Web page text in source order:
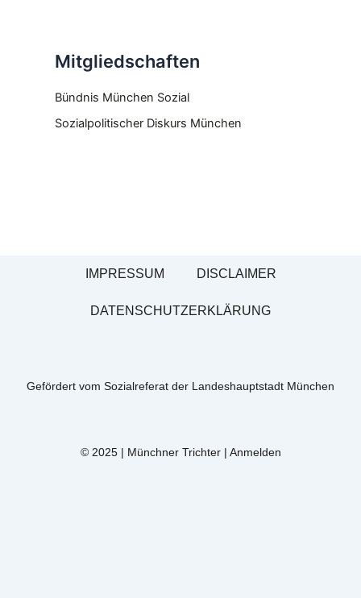
Mitgliedschaften
Bündnis München Sozial
Sozialpolitischer Diskurs München
IMPRESSUM DISCLAIMER
DATENSCHUTZERKLÄRUNG
Gefördert vom Sozialreferat der Landeshauptstadt München
© 2025 | Münchner Trichter | Anmelden